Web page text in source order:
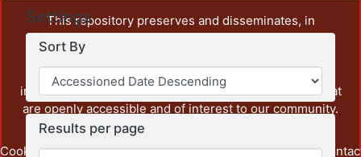
Settings
Sort By
Results per page
This repository preserves and disseminates, in
unrestricted open access, the teaching and research
output of UAM Azcapotzalco. It also includes some
administrative and graphic documents from the
institution, as well as content from other institutions that
are openly accessible and of interest to our community.
Cookie Privacy End User Send